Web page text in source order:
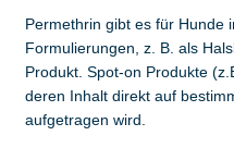
Permethrin gibt es für Hunde
Formulierungen, z. B. als
Produkt. Spot-on Produkte
deren Inhalt direkt auf
aufgetragen wird.